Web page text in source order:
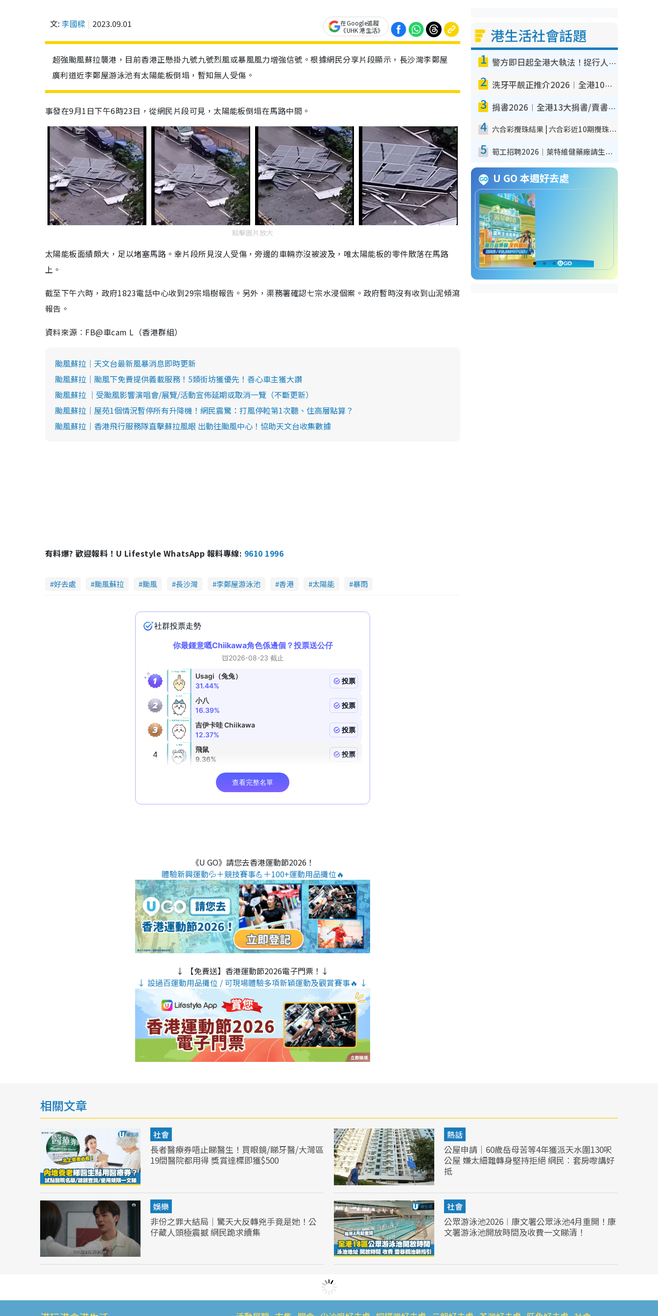
文: 李國樑 2023.09.01
在Google追蹤
《UHK 港生活》
超強颱風蘇拉襲港，目前香港正懸掛九號九號烈風或暴風風力增強信號。根據網民分享片段顯示，長沙灣李鄭屋
廣利道近李鄭屋游泳池有太陽能板倒塌，暫知無人受傷。
事發在9月1日下午6時23日，從網民片段可見，太陽能板倒塌在馬路中間。
點擊圖片放大
太陽能板面績頗大，足以堵塞馬路。幸片段所見沒人受傷，旁邊的車輛亦沒被波及，唯太陽能板的零件散落在馬路
上。
截至下午六時，政府1823電話中心收到29宗塌樹報告。另外，渠務署確認七宗水浸個案。政府暫時沒有收到山泥傾瀉
報告。
資料來源︰FB@車cam L（香港群組）
颱風蘇拉｜天文台最新風暴消息即時更新
颱風蘇拉｜颱風下免費提供義載服務！5類街坊獲優先！善心車主獲大讚
颱風蘇拉 ｜受颱風影響演唱會/展覽/活動宣佈延期或取消一覽（不斷更新）
颱風蘇拉｜屋苑1個情況暫停所有升降機！網民震驚：打風停𨋢第1次聽、住高層點算？
颱風蘇拉｜香港飛行服務隊直擊蘇拉風眼 出動往颱風中心！協助天文台收集數據
有料爆? 歡迎報料！U Lifestyle WhatsApp 報料專線: 9610 1996
好去處 颱風蘇拉 颱風 長沙灣 李鄭屋游泳池 香港 太陽能 暴雨
《U GO》請您去香港運動節2026！
體驗新興運動💦＋競技賽事💪＋100+運動用品攤位🔥
↓ 【免費送】香港運動節2026電子門票！↓
↓ 設過百運動用品攤位 / 可現場體驗多項新穎運動及觀賞賽事🔥 ↓
港生活社會話題
1 警方即日起全港大執法！捉行人亂過馬路+司機不專注駕駛！亂過馬路罰$2000
2 洗牙平靚正推介2026︱全港10大牙科診所/醫院懶人包 夜診至8點/鎮靜潔牙/醫療券適用
3 捐書2026︱全港13大捐書/賣書地點懶人包 二手課本最高$150＋舊書換免費咖啡/戲票
4 六合彩攪珠結果 | 六合彩近10期攪珠結果出爐+ 近30期最旺熱門中獎號碼
5 筍工招聘2026｜萊特維健藥廠請生產操作員！月薪高達$1.7萬 冷氣廠房/五天工作/保證雙糧
U GO 本週好去處
相關文章
社會
長者醫療券唔止睇醫生！買眼鏡/睇牙醫/大灣區
19間醫院都用得 獎賞達標即獲$500
熱話
公屋申請｜60歲岳母苦等4年獲派天水圍130呎
公屋 嫌太細難轉身堅持拒絕 網民︰套房嚟講好
抵
娛樂
非份之罪大結局｜驚天大反轉兇手竟是她！公
仔藏人頭極震撼 網民跪求續集
社會
公眾游泳池2026︱康文署公眾泳池4月重開！康
文署游泳池開放時間及收費一文睇清！